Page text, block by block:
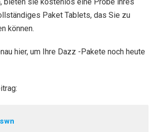
Paket Tablets, das Sie zu
können.
hier, um Ihre Dazz -Pakete noch heute